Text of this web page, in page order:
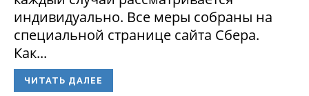
индивидуально. Все меры собраны на
специальной странице сайта Сбера.
Как...
ЧИТАТЬ ДАЛЕЕ